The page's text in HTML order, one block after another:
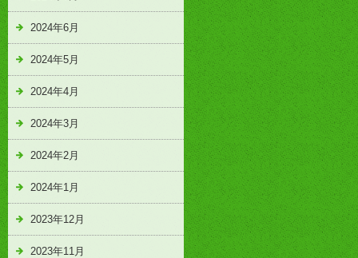
2024年6月
2024年5月
2024年4月
2024年3月
2024年2月
2024年1月
2023年12月
2023年11月